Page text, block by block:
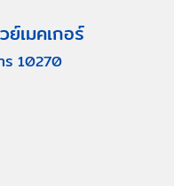
เมคเกอร์
ร 10270